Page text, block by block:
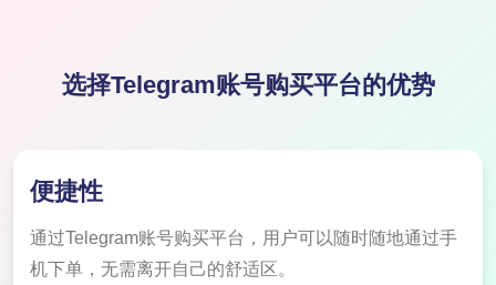
选择Telegram账号购买平台的优势
便捷性
通过Telegram账号购买平台，用户可以随时随地通过手
机下单，无需离开自己的舒适区。